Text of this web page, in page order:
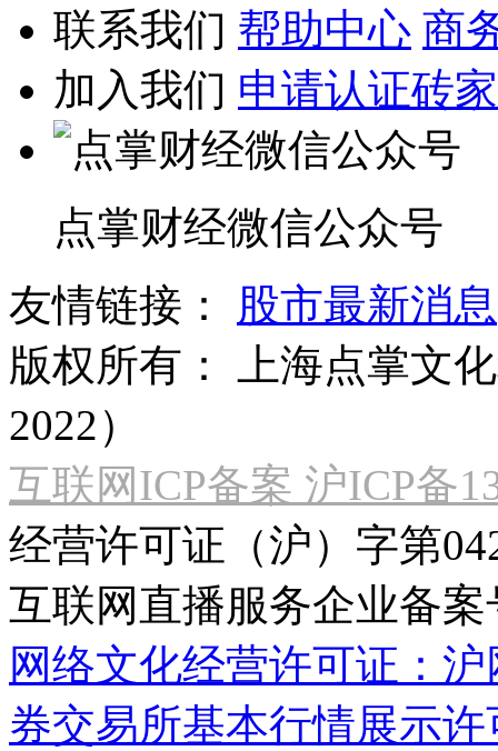
联系我们 帮助中心 商
加入我们 申请认证砖家
点掌财经微信公众号
友情链接：
股市最新消息
版权所有：
上海点掌文
2022）
互联网ICP备案 沪ICP备
经营许可证（沪）字第
互联网直播服务企业备案
网络文化经营许可证：
券交易所基本行情展示许